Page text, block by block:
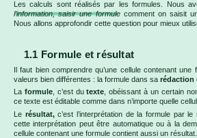
Les calculs sont réalisés par les formules. Nous
l’information, saisir une formulecomment on saisit
Nous allons approfondir cette question pour mieux
1.1 Formule et résultat
Il faut bien comprendre qu’une cellule contenant
valeurs bien différentes : la formule dans sa rédaction
La formule, c’est dutexte , obéissant à un certain
ce texte est éditable comme dans n’importe quelle
Le résultat,c’est l’interprétation de la formule par
cette interprétation peut être automatique ou à la
cellule contenant une formule contient aussi un résultat.